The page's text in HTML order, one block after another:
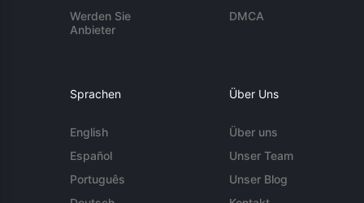
Werden Sie
Anbieter
DMCA
Sprachen
English
Español
Português
Über Uns
Über uns
Unser Team
Unser Blog